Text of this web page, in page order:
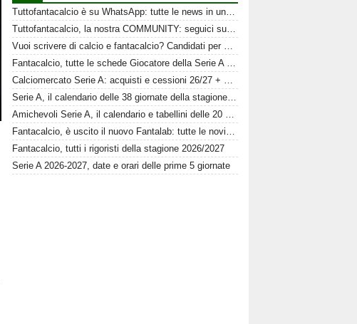
Tuttofantacalcio è su WhatsApp: tutte le news in un click
Tuttofantacalcio, la nostra COMMUNITY: seguici sui nostri canali social
Vuoi scrivere di calcio e fantacalcio? Candidati per Tuttofantacalcio
Fantacalcio, tutte le schede Giocatore della Serie A 26-27
Calciomercato Serie A: acquisti e cessioni 26/27 + schede al fantacalcio
Serie A, il calendario delle 38 giornate della stagione 2026-2027
Amichevoli Serie A, il calendario e tabellini delle 20 squadre
Fantacalcio, è uscito il nuovo Fantalab: tutte le novità 2026-2027
Fantacalcio, tutti i rigoristi della stagione 2026/2027
Serie A 2026-2027, date e orari delle prime 5 giornate